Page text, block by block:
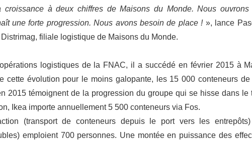
croissance à deux chiffres de Maisons du Monde. Nous ouvrons
une forte progression. Nous avons besoin de place !», lance
filiale logistique de Maisons du Monde.
logistiques de la FNAC, il a succédé en février 2015 à
cette évolution pour le moins galopante, les 15 000 conteneurs de
2015 témoignent de la progression du groupe qui se hisse dans le
Ikea importe annuellement 5 500 conteneurs via Fos.
(transport de conteneurs depuis le port vers les
emploient 700 personnes. Une montée en puissance des